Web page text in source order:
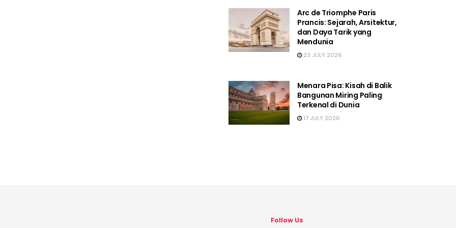
Arc de Triomphe Paris
Prancis: Sejarah, Arsitektur,
dan Daya Tarik yang
Mendunia
23 JULY 2026
Menara Pisa: Kisah di Balik
Bangunan Miring Paling
Terkenal di Dunia
17 JULY 2026
Follow Us